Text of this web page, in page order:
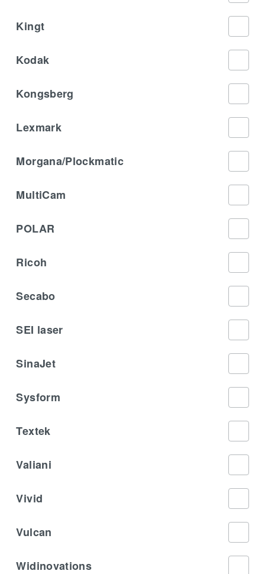
Kingt
Kodak
Kongsberg
Lexmark
Morgana/Plockmatic
MultiCam
POLAR
Ricoh
Secabo
SEI laser
SinaJet
Sysform
Textek
Valiani
Vivid
Vulcan
Widinovations